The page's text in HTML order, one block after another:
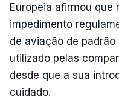
Europeia afirmou que
impedimento
de aviação de
utilizado pelas
desde que a sua
cuidado.